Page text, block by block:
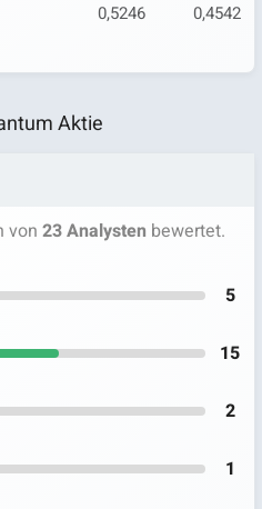
0,5246 0,4542
Aktie
von 23 Analysten bewertet.
5
15
2
1